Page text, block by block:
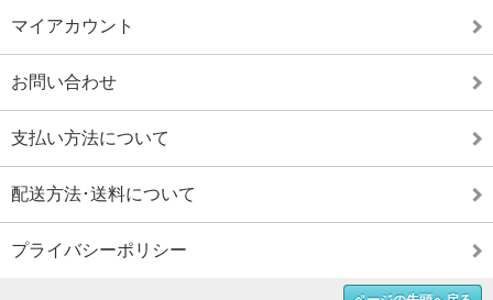
マイアカウント
お問い合わせ
支払い方法について
配送方法･送料について
プライバシーポリシー